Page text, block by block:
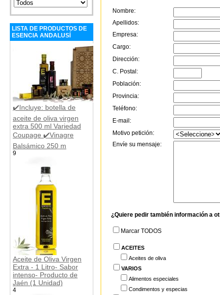
LISTA DE PRODUCTOS DE
ESENCIA ANDALUSÍ
✔️Incluye: botella de
aceite de oliva virgen
extra 500 ml Variedad
Coupage ✔️Vinagre
Balsámico 250 m
9
Aceite de Oliva Virgen
Extra - 1 Litro- Sabor
intenso- Producto de
Jaén (1 Unidad)
4
Nombre:
Apellidos:
Empresa:
Cargo:
Dirección:
C. Postal:
Población:
Provincia:
Teléfono:
E-mail:
Motivo petición:
Envíe su mensaje:
¿Quiere pedir también información a
Marcar TODOS
ACEITES
Aceites de oliva
VARIOS
Alimentos especiales
Condimentos y especias